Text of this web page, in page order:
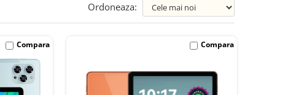
Ordoneaza:
Compara Compara